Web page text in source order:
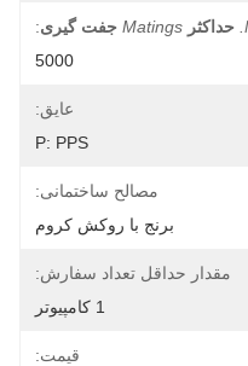
حداکثر Matings جفت گیری:
5000
عایق:
P: PPS
مصالح ساختمانی:
برنج با روکش کروم
مقدار حداقل تعداد سفارش:
1 کامپیوتر
قیمت: